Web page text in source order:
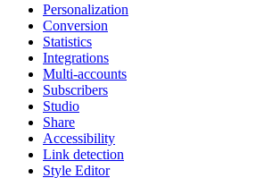
Personalization
Conversion
Statistics
Integrations
Multi-accounts
Subscribers
Studio
Share
Accessibility
Link detection
Style Editor